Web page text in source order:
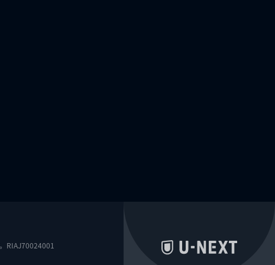
RIAJ70024001